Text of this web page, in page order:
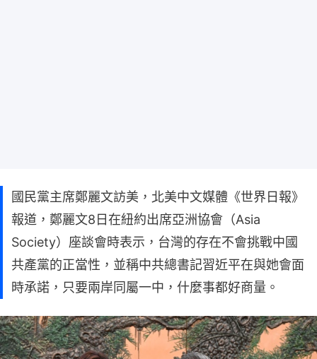
國民黨主席鄭麗文訪美，北美中文媒體《世界日報》
報道，鄭麗文8日在紐約出席亞洲協會（Asia
Society）座談會時表示，台灣的存在不會挑戰中國
共產黨的正當性，並稱中共總書記習近平在與她會面
時承諾，只要兩岸同屬一中，什麼事都好商量。